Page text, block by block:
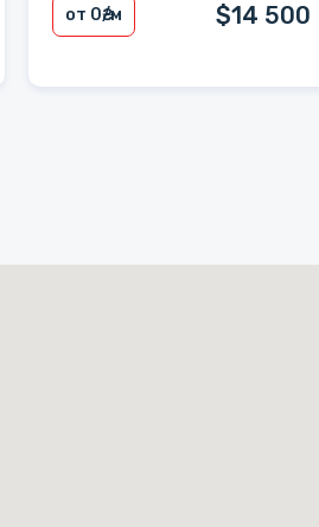
от 0₴/м $14 500